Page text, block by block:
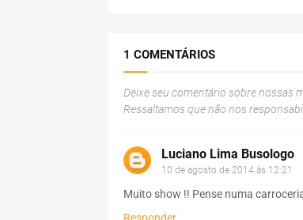
1 COMENTÁRIOS
Deixe seu comentário sobre nossas
Ressaltamos que não nos
Luciano Lima Busologo
10 de agosto de 2014 às 12:21
Muito show !! Pense numa